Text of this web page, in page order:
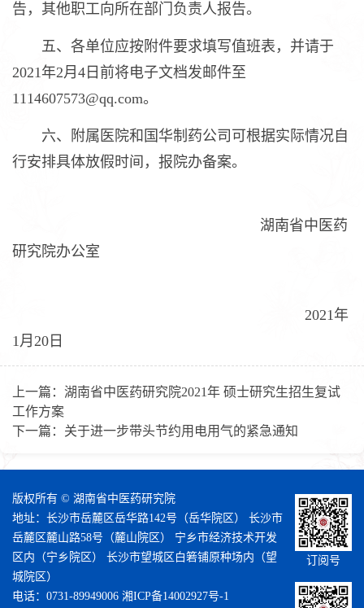
告，其他职工向所在部门负责人报告。
五、各单位应按附件要求填写值班表，并请于
2021年2月4日前将电子文档发邮件至
1114607573@qq.com。
六、附属医院和国华制药公司可根据实际情况自
行安排具体放假时间，报院办备案。
湖南省中医药
研究院办公室
2021年
1月20日
上一篇： 湖南省中医药研究院2021年 硕士研究生招生复试
工作方案
下一篇： 关于进一步带头节约用电用气的紧急通知
版权所有 © 湖南省中医药研究院
地址：长沙市岳麓区岳华路142号（岳华院区） 长沙市
岳麓区麓山路58号（麓山院区） 宁乡市经济技术开发
区内（宁乡院区） 长沙市望城区白箬铺原种场内（望
城院区）
电话：0731-89949006 湘ICP备14002927号-1
订阅号